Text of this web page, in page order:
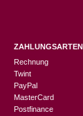
ZAHLUNGSARTEN
Rechnung
Twint
PayPal
MasterCard
Postfinance